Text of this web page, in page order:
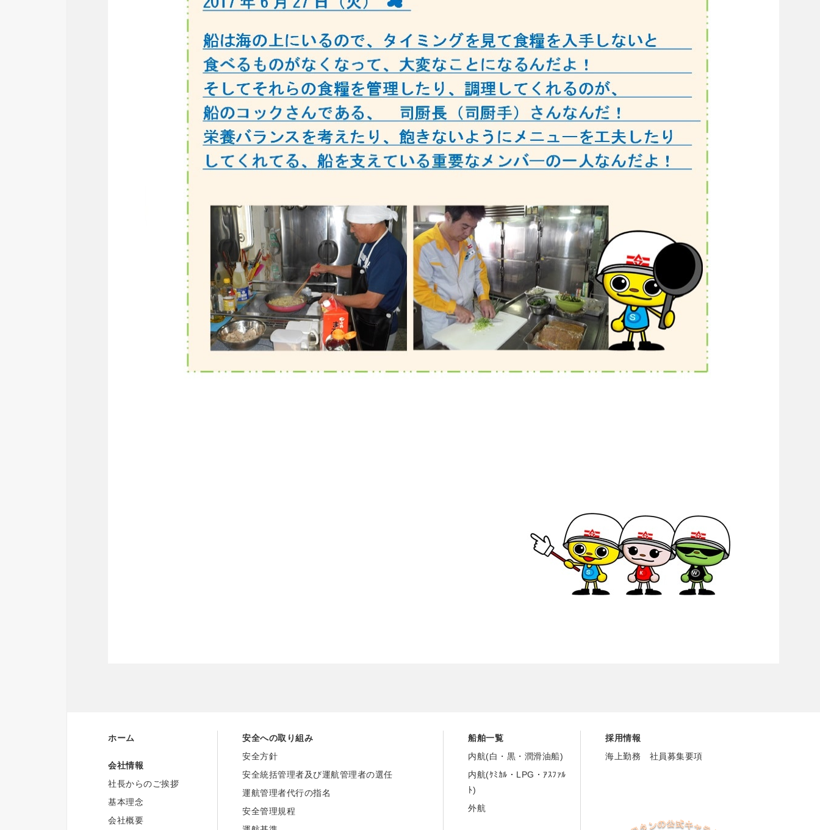
ホーム
会社情報
社長からのご挨拶
基本理念
会社概要
安全への取り組み
安全方針
安全統括管理者及び運航管理者の選任
運航管理者代行の指名
安全管理規程
船舶一覧
内航(白・黒・潤滑油船)
内航(ｹﾐｶﾙ・LPG・ ｱｽﾌｧﾙ
ﾄ)
外航
採用情報
海上勤務 社員募集要項